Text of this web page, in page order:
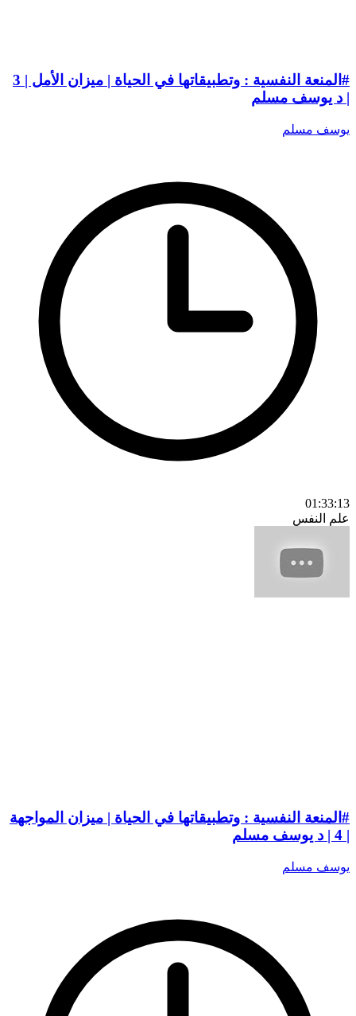
#المنعة النفسية : وتطبيقاتها في الحياة | ميزان الأمل | 3
| د يوسف مسلم
يوسف مسلم
01:33:13
علم النفس
#المنعة النفسية : وتطبيقاتها في الحياة | ميزان المواجهة
| 4 | د يوسف مسلم
يوسف مسلم